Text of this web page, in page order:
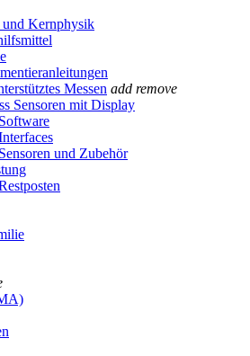
Kernphysik
Messen add remove
Sensoren mit Display
und Zubehör